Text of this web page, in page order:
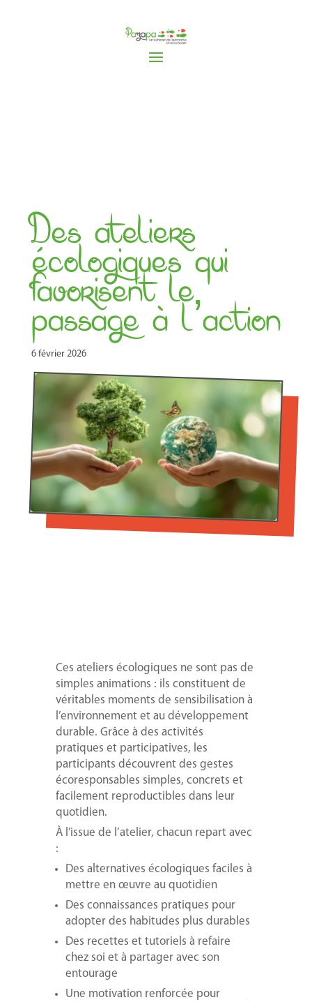
Des ateliers
écologiques qui
favorisent le
passage à l’action
6 février 2026
Ces ateliers écologiques ne sont pas de
simples animations : ils constituent de
véritables moments de sensibilisation à
l’environnement et au développement
durable. Grâce à des activités
pratiques et participatives, les
participants découvrent des gestes
écoresponsables simples, concrets et
facilement reproductibles dans leur
quotidien.
À l’issue de l’atelier, chacun repart avec
:
Des alternatives écologiques faciles à
mettre en œuvre au quotidien
Des connaissances pratiques pour
adopter des habitudes plus durables
Des recettes et tutoriels à refaire
chez soi et à partager avec son
entourage
Une motivation renforcée pour